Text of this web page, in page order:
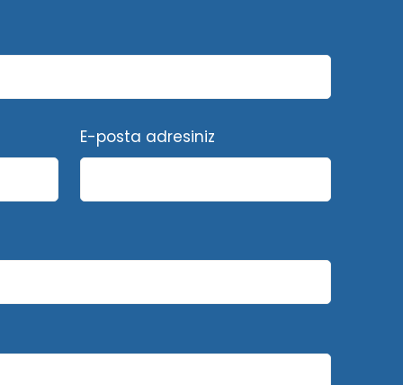
E-posta adresiniz